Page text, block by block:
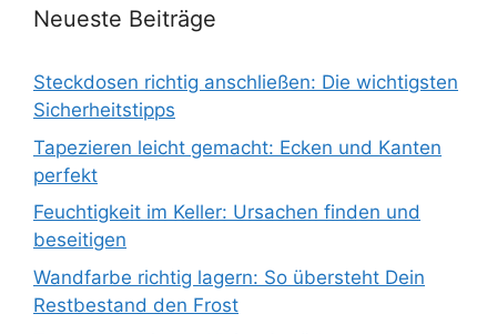
Neueste Beiträge
Steckdosen richtig anschließen: Die wichtigsten
Sicherheitstipps
Tapezieren leicht gemacht: Ecken und Kanten
perfekt
Feuchtigkeit im Keller: Ursachen finden und
beseitigen
Wandfarbe richtig lagern: So übersteht Dein
Restbestand den Frost